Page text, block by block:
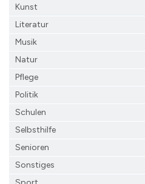
Kunst
Literatur
Musik
Natur
Pflege
Politik
Schulen
Selbsthilfe
Senioren
Sonstiges